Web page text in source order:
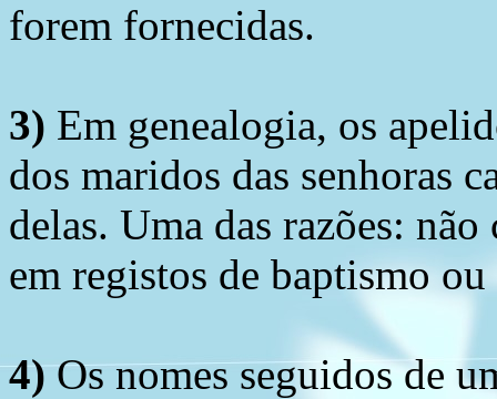
forem fornecidas.
3) Em genealogia, os
dos maridos das senhoras
delas. Uma das razões:
em registos de baptismo
4)Os nomes seguidos de